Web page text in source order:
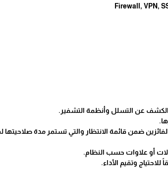
الكشف عن التسلل وأنظمة التشفير.
الانتظار والتي تستمر مدة صلاحيتها لمدة (180 يوم) من تاريخ اعلان
وتقيم الأداء.